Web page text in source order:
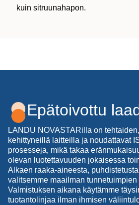
kuin sitruunahapon.
Epätoivottu
LANDU NOVASTARilla on
kehittyneillä laitteilla ja noudattavat
prosesseja, mikä takaa
olevan luotettavuuden jokaisessa
Alkaen raaka-aineesta,
valitsemme maailman tunnetuimpien
Valmistuksen aikana käytämme
tuotantolinjaa ilman ihmisen